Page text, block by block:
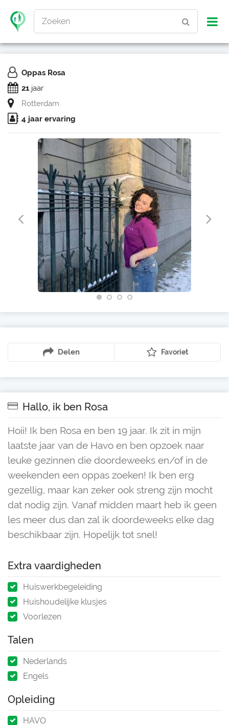
Zoeken
Oppas Rosa
21 jaar
Rotterdam
4 jaar ervaring
Delen Favoriet
Hallo, ik ben Rosa
Hoii! Ik ben Rosa en ben 19 jaar. Ik zit in mijn
laatste jaar van de Havo en ben opzoek naar
leuke gezinnen die doordeweeks en/of in de
weekenden een oppas zoeken! Ik ben erg
gezellig, maar kan zeker ook streng zijn mocht
dat nodig zijn. Vanaf midden maart heb ik geen
les meer dus dan zal ik doordeweeks elke dag
beschikbaar zijn. Hopelijk tot snel!
Extra vaardigheden
Huiswerkbegeleiding
Huishoudelijke klusjes
Voorlezen
Talen
Nederlands
Engels
Opleiding
HAVO